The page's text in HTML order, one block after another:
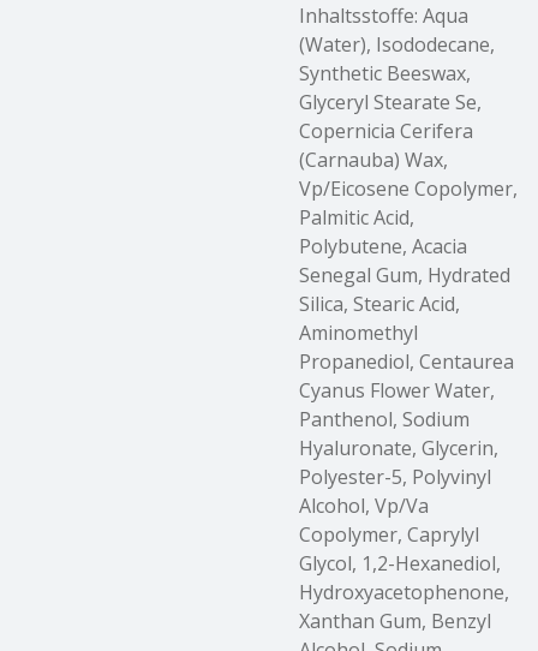
Inhaltsstoffe: Aqua
(Water), Isododecane,
Synthetic Beeswax,
Glyceryl Stearate Se,
Copernicia Cerifera
(Carnauba) Wax,
Vp/Eicosene Copolymer,
Palmitic Acid,
Polybutene, Acacia
Senegal Gum, Hydrated
Silica, Stearic Acid,
Aminomethyl
Propanediol, Centaurea
Cyanus Flower Water,
Panthenol, Sodium
Hyaluronate, Glycerin,
Polyester-5, Polyvinyl
Alcohol, Vp/Va
Copolymer, Caprylyl
Glycol, 1,2-Hexanediol,
Hydroxyacetophenone,
Xanthan Gum, Benzyl